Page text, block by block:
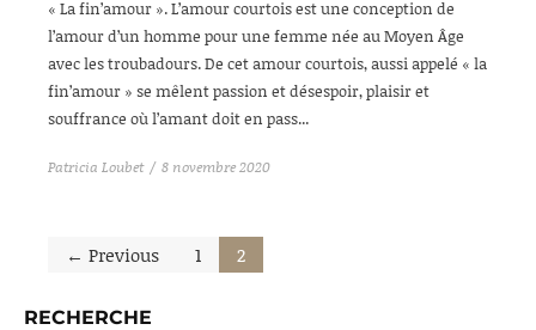
« La fin’amour ». L’amour courtois est une conception de
l’amour d’un homme pour une femme née au Moyen Âge
avec les troubadours. De cet amour courtois, aussi appelé « la
fin’amour » se mêlent passion et désespoir, plaisir et
souffrance où l’amant doit en pass...
Patricia Loubet 8 novembre 2020
← Previous 1 2
RECHERCHE